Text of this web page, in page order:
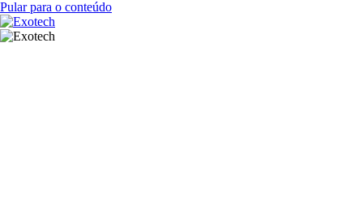
Pular para o conteúdo